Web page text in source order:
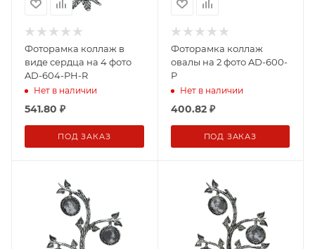
Фоторамка коллаж в
виде сердца на 4 фото
AD-604-PH-R
Нет в наличии
541.80 ₽
ПОД ЗАКАЗ
Фоторамка коллаж
овалы на 2 фото AD-600-
P
Нет в наличии
400.82₽
ПОД ЗАКАЗ